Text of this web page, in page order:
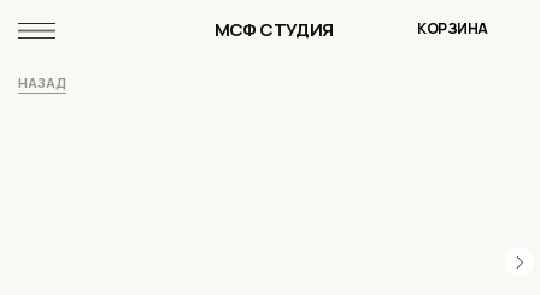
МСФ СТУДИЯ КОРЗИНА
НАЗАД